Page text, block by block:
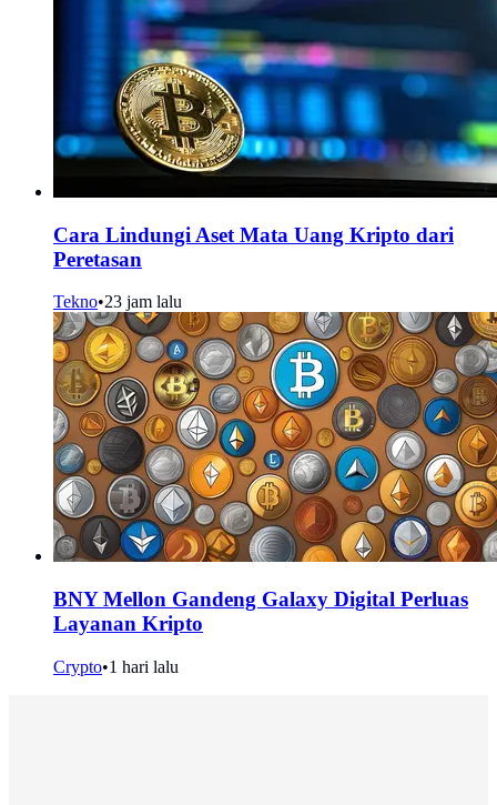
Cara Lindungi Aset Mata Uang Kripto dari
Peretasan
Tekno•23 jam lalu
BNY Mellon Gandeng Galaxy Digital Perluas
Layanan Kripto
Crypto•1 hari lalu